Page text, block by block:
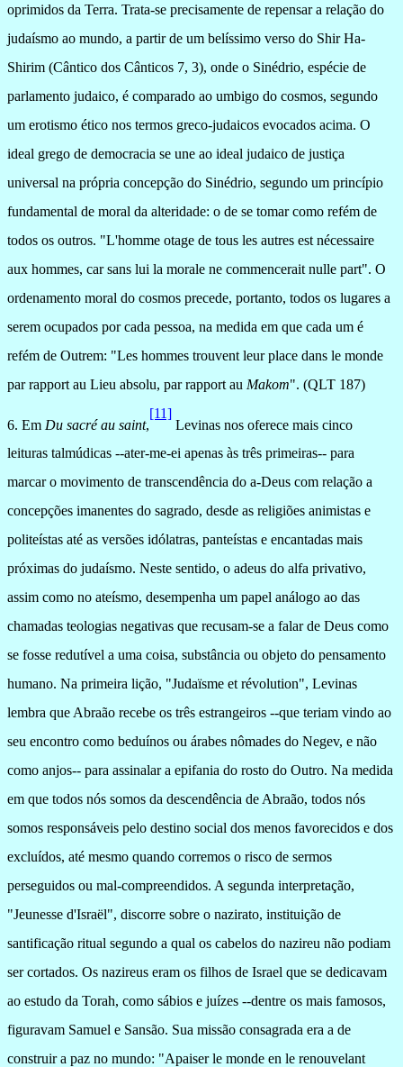
oprimidos da Terra. Trata-se precisamente de repensar a relação do
judaísmo ao mundo, a partir de um belíssimo verso do Shir Ha-
Shirim (Cântico dos Cânticos 7, 3), onde o Sinédrio, espécie de
parlamento judaico, é comparado ao umbigo do cosmos, segundo
um erotismo ético nos termos greco-judaicos evocados acima. O
ideal grego de democracia se une ao ideal judaico de justiça
universal na própria concepção do Sinédrio, segundo um princípio
fundamental de moral da alteridade: o de se tomar como refém de
todos os outros. "L'homme otage de tous les autres est nécessaire
aux hommes, car sans lui la morale ne commencerait nulle part". O
ordenamento moral do cosmos precede, portanto, todos os lugares a
serem ocupados por cada pessoa, na medida em que cada um é
refém de Outrem: "Les hommes trouvent leur place dans le monde
par rapport au Lieu absolu, par rapport au Makom". (QLT 187)
6. Em Du sacré au saint,
[11]
Levinas nos oferece mais cinco
leituras talmúdicas --ater-me-ei apenas às três primeiras-- para
marcar o movimento de transcendência do a-Deus com relação a
concepções imanentes do sagrado, desde as religiões animistas e
politeístas até as versões idólatras, panteístas e encantadas mais
próximas do judaísmo. Neste sentido, o adeus do alfa privativo,
assim como no ateísmo, desempenha um papel análogo ao das
chamadas teologias negativas que recusam-se a falar de Deus como
se fosse redutível a uma coisa, substância ou objeto do pensamento
humano. Na primeira lição, "Judaïsme et révolution", Levinas
lembra que Abraão recebe os três estrangeiros --que teriam vindo ao
seu encontro como beduínos ou árabes nômades do Negev, e não
como anjos-- para assinalar a epifania do rosto do Outro. Na medida
em que todos nós somos da descendência de Abraão, todos nós
somos responsáveis pelo destino social dos menos favorecidos e dos
excluídos, até mesmo quando corremos o risco de sermos
perseguidos ou mal-compreendidos. A segunda interpretação,
"Jeunesse d'Israël", discorre sobre o nazirato, instituição de
santificação ritual segundo a qual os cabelos do nazireu não podiam
ser cortados. Os nazireus eram os filhos de Israel que se dedicavam
ao estudo da Torah, como sábios e juízes --dentre os mais famosos,
figuravam Samuel e Sansão. Sua missão consagrada era a de
construir a paz no mundo: "Apaiser le monde en le renouvelant